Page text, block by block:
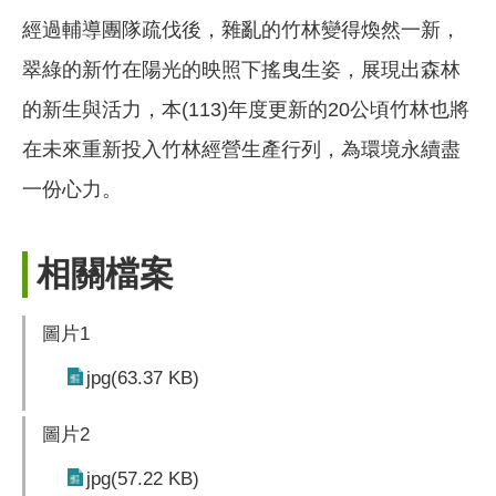
經過輔導團隊疏伐後，雜亂的竹林變得煥然一新，
翠綠的新竹在陽光的映照下搖曳生姿，展現出森林
的新生與活力，本(113)年度更新的20公頃竹林也將
在未來重新投入竹林經營生產行列，為環境永續盡
一份心力。
相關檔案
圖片1
jpg(63.37 KB)
圖片2
jpg(57.22 KB)